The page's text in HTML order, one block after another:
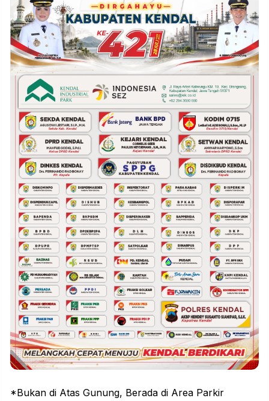
*Bukan di Atas Gunung, Berada di Area Parkir